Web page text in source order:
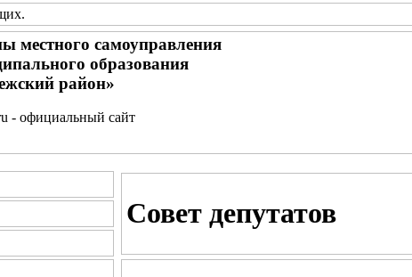
.
местного самоуправления
образования
район»
- официальный сайт
Совет депутатов